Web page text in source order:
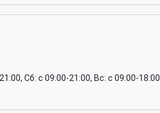
Сб: c 09:00-21:00, Вс: c 09:00-18:00